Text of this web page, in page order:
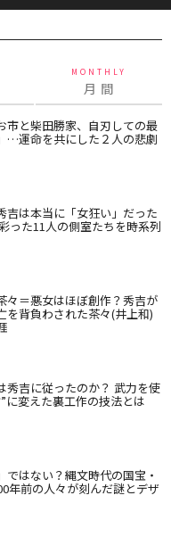
MONTHLY
月 間
市と柴田勝家、自刃しての最
…運命を共にした２人の悲劇
吉は本当に「女狂い」だった
った11人の側室たちを時系列
々＝悪女はほぼ創作？秀吉が
を背負わされた茶々(井上和)
秀吉に従ったのか？ 武力を使
に変えた裏工作の技法とは
ではない？縄文時代の国宝・
年前の人々が刻んだ謎とデザ